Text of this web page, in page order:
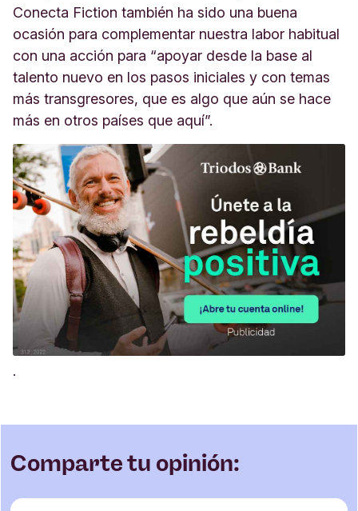
Conecta Fiction también ha sido una buena
ocasión para complementar nuestra labor habitual
con una acción para “apoyar desde la base al
talento nuevo en los pasos iniciales y con temas
más transgresores, que es algo que aún se hace
más en otros países que aquí”.
.
Comparte tu opinión: